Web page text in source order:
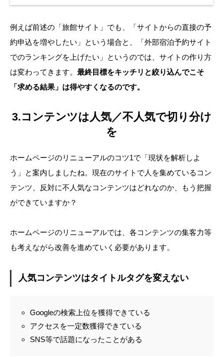
例えば前述の「旅館サイト」でも、「サイトからの直接の予
約申込を増やしたい」という場合と、「外部宿泊予約サイト
でのランキングを上げたい」というのでは、サイトの作り方
は変わってきます。 最終目標をキッチリと絞り込んでこそ
「求める結果」は得やすくなるのです。
3.コンテンツは人気／不人気で切り分け
を
ホームページのリニューアルのコツ1で「現状を解析しよ
う」と案内しましたね。現在のサイトで人を集めているコン
テンツ、反対に不人気なコンテンツはどれなのか、もう把握
ができていますか？
ホームページのリニューアルでは、各コンテンツの集客力等
も考えながら改善を進めていく必要があります。
人気コンテンツはタイトルタグを変えない
Googleの検索上位を獲得できている
アクセスを一定数獲得できている
SNS等で話題になったことがある